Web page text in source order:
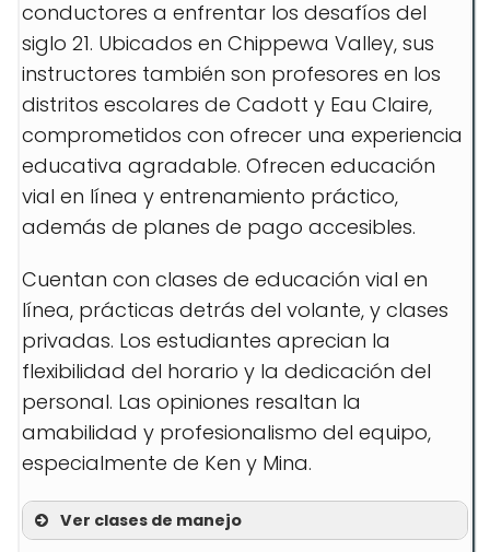
conductores a enfrentar los desafíos del
siglo 21. Ubicados en Chippewa Valley, sus
instructores también son profesores en los
distritos escolares de Cadott y Eau Claire,
comprometidos con ofrecer una experiencia
educativa agradable. Ofrecen educación
vial en línea y entrenamiento práctico,
además de planes de pago accesibles.
Cuentan con clases de educación vial en
línea, prácticas detrás del volante, y clases
privadas. Los estudiantes aprecian la
flexibilidad del horario y la dedicación del
personal. Las opiniones resaltan la
amabilidad y profesionalismo del equipo,
especialmente de Ken y Mina.
Ver clases de manejo